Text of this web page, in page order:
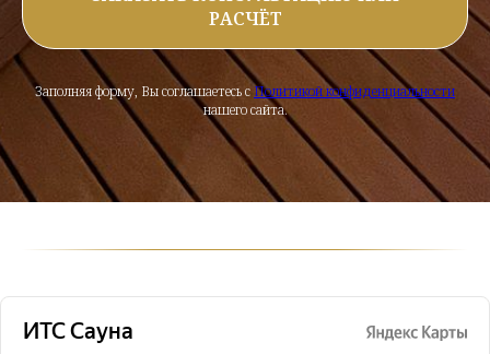
РАСЧЁТ
Заполняя форму, Вы соглашаетесь сПолитикой конфиденциальности
нашего сайта.